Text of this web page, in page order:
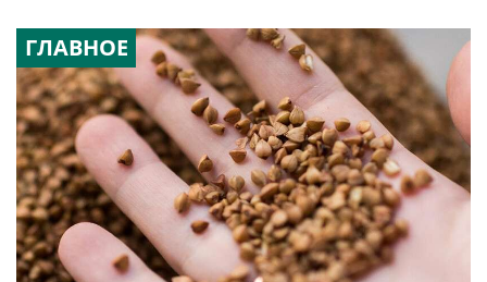
ГЛАВНОЕ